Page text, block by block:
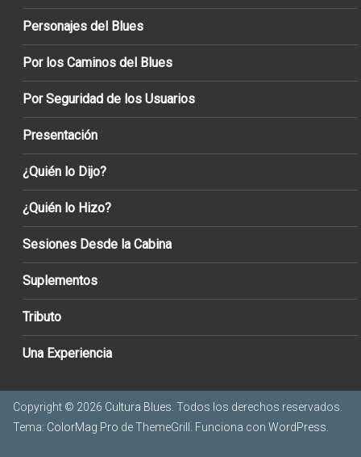
Personajes del Blues
Por los Caminos del Blues
Por Seguridad de los Usuarios
Presentación
¿Quién lo Dijo?
¿Quién lo Hizo?
Sesiones Desde la Cabina
Suplementos
Tributo
Una Experiencia
Copyright © 2026 Cultura Blues. Todos los derechos reservados.
Tema: ColorMag Pro de ThemeGrill. Funciona con WordPress.